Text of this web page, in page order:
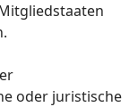
oder juristische